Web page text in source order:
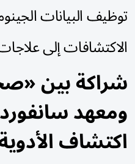
توظيف البيانات
الاكتشافات إلى
شراكة بين
ومعهد
اكتشاف